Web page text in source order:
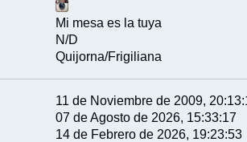
Mi mesa es la tuya
N/D
Quijorna/Frigiliana
11 de Noviembre de 2009,
07 de Agosto de 2026, 15:33:17
14 de Febrero de 2026, 19:23:53